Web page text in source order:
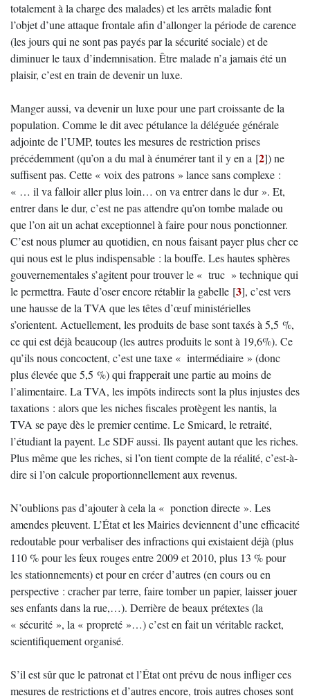
totalement à la charge des malades) et les arrêts maladie font
l’objet d’une attaque frontale afin d’allonger la période de carence
(les jours qui ne sont pas payés par la sécurité sociale) et de
diminuer le taux d’indemnisation. Être malade n’a jamais été un
plaisir, c’est en train de devenir un luxe.
Manger aussi, va devenir un luxe pour une part croissante de la
population. Comme le dit avec pétulance la déléguée générale
adjointe de l’UMP, toutes les mesures de restriction prises
précédemment (qu’on a du mal à énumérer tant il y en a [2]) ne
suffisent pas. Cette « voix des patrons » lance sans complexe :
« … il va falloir aller plus loin… on va entrer dans le dur ». Et,
entrer dans le dur, c’est ne pas attendre qu’on tombe malade ou
que l’on ait un achat exceptionnel à faire pour nous ponctionner.
C’est nous plumer au quotidien, en nous faisant payer plus cher ce
qui nous est le plus indispensable : la bouffe. Les hautes sphères
gouvernementales s’agitent pour trouver le « truc » technique qui
le permettra. Faute d’oser encore rétablir la gabelle [3], c’est vers
une hausse de la TVA que les têtes d’œuf ministérielles
s’orientent. Actuellement, les produits de base sont taxés à 5,5 %,
ce qui est déjà beaucoup (les autres produits le sont à 19,6%). Ce
qu’ils nous concoctent, c’est une taxe « intermédiaire » (donc
plus élevée que 5,5 %) qui frapperait une partie au moins de
l’alimentaire. La TVA, les impôts indirects sont la plus injustes des
taxations : alors que les niches fiscales protègent les nantis, la
TVA se paye dès le premier centime. Le Smicard, le retraité,
l’étudiant la payent. Le SDF aussi. Ils payent autant que les riches.
Plus même que les riches, si l’on tient compte de la réalité, c’est-à-
dire si l’on calcule proportionnellement aux revenus.
N’oublions pas d’ajouter à cela la « ponction directe ». Les
amendes pleuvent. L’État et les Mairies deviennent d’une efficacité
redoutable pour verbaliser des infractions qui existaient déjà (plus
110 % pour les feux rouges entre 2009 et 2010, plus 13 % pour
les stationnements) et pour en créer d’autres (en cours ou en
perspective : cracher par terre, faire tomber un papier, laisser jouer
ses enfants dans la rue,…). Derrière de beaux prétextes (la
« sécurité », la « propreté »…) c’est en fait un véritable racket,
scientifiquement organisé.
S’il est sûr que le patronat et l’État ont prévu de nous infliger ces
mesures de restrictions et d’autres encore, trois autres choses sont